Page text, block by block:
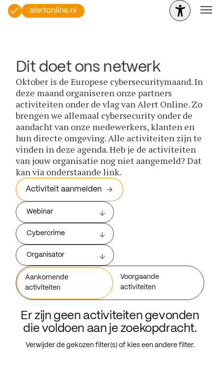
alertonline.nl
Dit doet ons netwerk
Oktober is de Europese cybersecuritymaand. In
deze maand organiseren onze partners
activiteiten onder de vlag van Alert Online. Zo
brengen we allemaal cybersecurity onder de
aandacht van onze medewerkers, klanten en
hun directe omgeving. Alle activiteiten zijn te
vinden in deze agenda. Heb je de activiteiten
van jouw organisatie nog niet aangemeld? Dat
kan via onderstaande link.
Activiteit aanmelden
Webinar
Cybercrime
Organisator
Aankomende
activiteiten
Voorgaande
activiteiten
Er zijn geen activiteiten gevonden
die voldoen aan je zoekopdracht.
Verwijder de gekozen filter(s) of kies een andere filter.